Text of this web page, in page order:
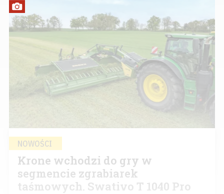
NOWOŚCI
Krone wchodzi do gry w
segmencie zgrabiarek
taśmowych. Swativo T 1040 Pro